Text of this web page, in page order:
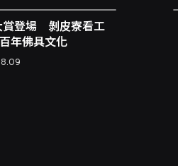
賞登場 剝皮寮看工
年佛具文化